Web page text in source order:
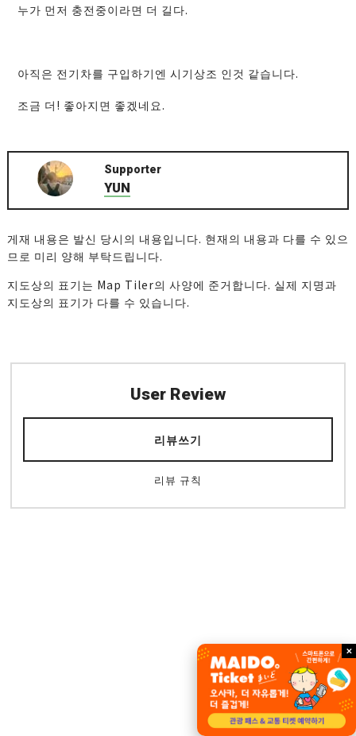
누가 먼저 충전중이라면 더 길다.
아직은 전기차를 구입하기엔 시기상조 인것 같습니다.
조금 더! 좋아지면 좋겠네요.
Supporter
YUN
게재 내용은 발신 당시의 내용입니다. 현재의 내용과 다를 수 있으
므로 미리 양해 부탁드립니다.
지도상의 표기는 Map Tiler의 사양에 준거합니다. 실제 지명과
지도상의 표기가 다를 수 있습니다.
User Review
리뷰쓰기
리뷰 규칙